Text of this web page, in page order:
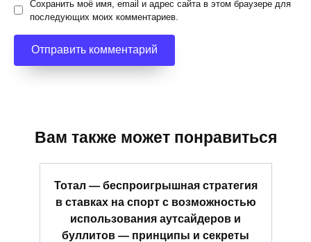
Сохранить моё имя, email и адрес сайта в этом браузере для
последующих моих комментариев.
Вам также может понравиться
Тотал — беспроигрышная стратегия
в ставках на спорт с возможностью
использования аутсайдеров и
буллитов — принципы и секреты